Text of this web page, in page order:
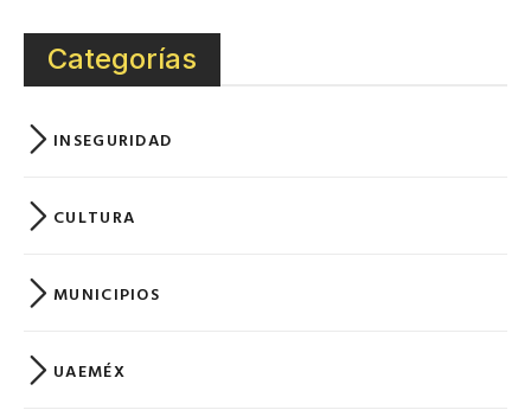
Categorías
INSEGURIDAD
CULTURA
MUNICIPIOS
UAEMÉX